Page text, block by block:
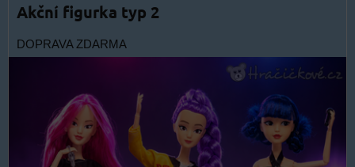
Akční figurka typ 2
DOPRAVA ZDARMA